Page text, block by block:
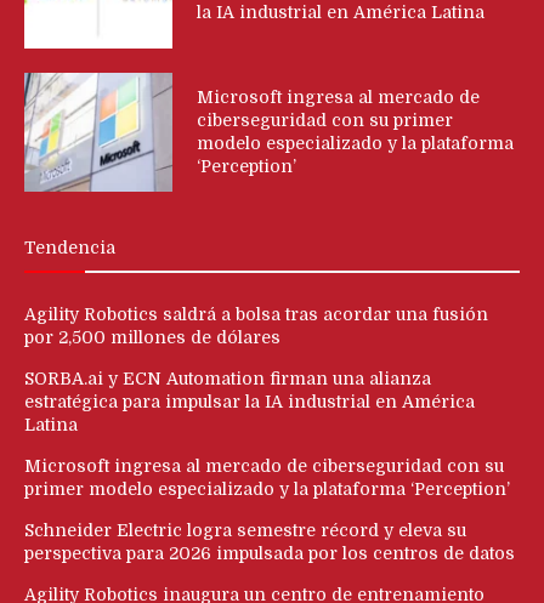
la IA industrial en América Latina
Microsoft ingresa al mercado de
ciberseguridad con su primer
modelo especializado y la plataforma
‘Perception’
Tendencia
Agility Robotics saldrá a bolsa tras acordar una fusión
por 2,500 millones de dólares
SORBA.ai y ECN Automation firman una alianza
estratégica para impulsar la IA industrial en América
Latina
Microsoft ingresa al mercado de ciberseguridad con su
primer modelo especializado y la plataforma ‘Perception’
Schneider Electric logra semestre récord y eleva su
perspectiva para 2026 impulsada por los centros de datos
Agility Robotics inaugura un centro de entrenamiento